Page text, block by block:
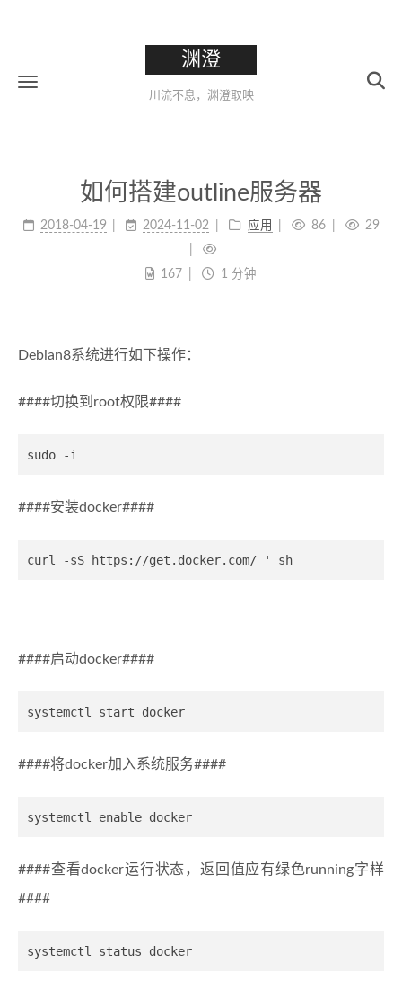
渊澄
川流不息，渊澄取映
如何搭建outline服务器
2018-04-19 2024-11-02 应用 86 29
167 1 分钟
Debian8系统进行如下操作：
####切换到root权限####
####安装docker####
####启动docker####
####将docker加入系统服务####
####查看docker运行状态，返回值应有绿色running字样
####